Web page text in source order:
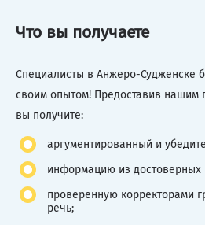
Что вы получаете
Специалисты в Анжеро-Судженске
своим опытом! Предоставив нашим
вы получите:
аргументированный и
информацию из достоверных
проверенную корректорами
речь;